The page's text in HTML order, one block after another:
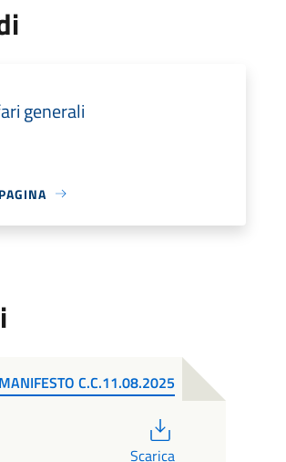
generali
MANIFESTO C.C.11.08.2025
Scarica